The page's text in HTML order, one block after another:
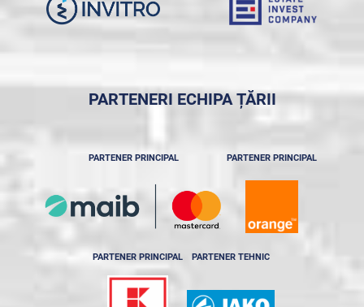
PARTENERI ECHIPA ȚĂRII
PARTENER PRINCIPAL PARTENER PRINCIPAL
PARTENER PRINCIPAL PARTENER TEHNIC